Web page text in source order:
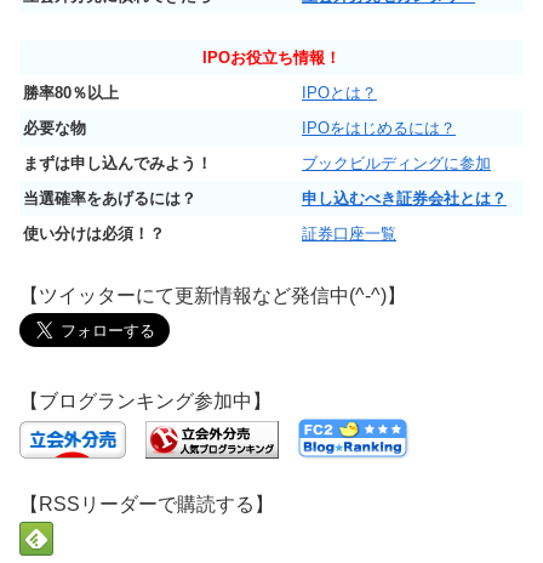
IPOお役立ち情報！
勝率80％以上
IPOとは？
必要な物
IPOをはじめるには？
まずは申し込んでみよう！
ブックビルディングに参加
当選確率をあげるには？
申し込むべき証券会社とは？
使い分けは必須！？
証券口座一覧
【ツイッターにて更新情報など発信中(^-^)】
【ブログランキング参加中】
【RSSリーダーで購読する】